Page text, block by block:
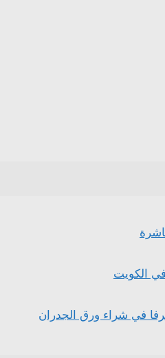
الكويت
في شراء ورق الجدران